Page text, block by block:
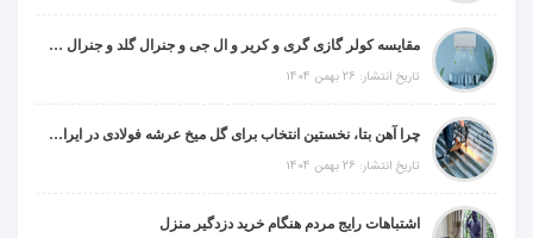
مقایسه کولر گازی گری و کریر و ال جی و جنرال گلد و جنرال شکار و سامسونگ و یونیوا
تاریخ انتشار: 26 بهمن 1404
چرا آهن بتا، نخستین انتخاب برای گل میخ عرشه فولادی در ایران است؟
تاریخ انتشار: 26 بهمن 1404
اشتباهات رایج مردم هنگام خرید دزدگیر منزل